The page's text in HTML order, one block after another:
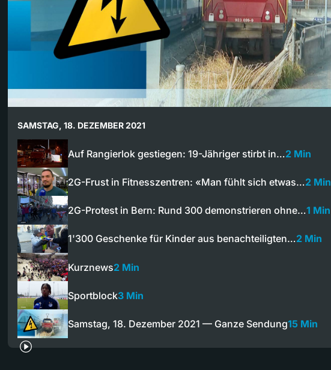
SAMSTAG, 18. DEZEMBER 2021
Auf Rangierlok gestiegen: 19-Jähriger stirbt in…2 Min
2G-Frust in Fitnesszentren: «Man fühlt sich etwas…2 Min
2G-Protest in Bern: Rund 300 demonstrieren ohne…1 Min
1'300 Geschenke für Kinder aus benachteiligten…2 Min
Kurznews2 Min
Sportblock3 Min
Samstag, 18. Dezember 2021 — Ganze Sendung15 Min